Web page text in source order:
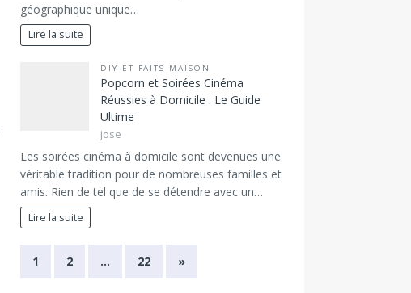
géographique unique…
Lire la suite
DIY ET FAITS MAISON
Popcorn et Soirées Cinéma
Réussies à Domicile : Le Guide
Ultime
jose
Les soirées cinéma à domicile sont devenues une
véritable tradition pour de nombreuses familles et
amis. Rien de tel que de se détendre avec un…
Lire la suite
1 2 … 22 »